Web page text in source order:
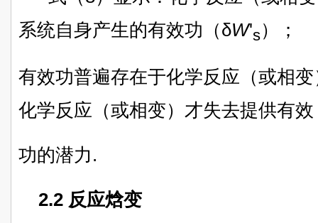
系统自身产生的有效功（δW's）；
有效功普遍存在于化学反应（或相
化学反应（或相变）才失去提供有效
功的潜力.
2.2 反应焓变